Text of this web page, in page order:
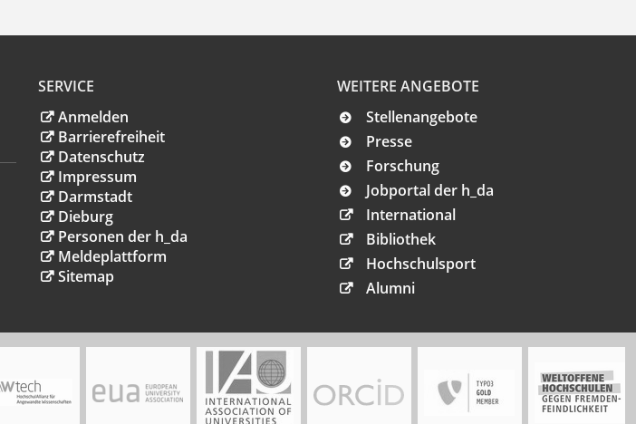
SERVICE
Anmelden
Barrierefreiheit
Datenschutz
Impressum
Darmstadt
Dieburg
Personen der h_da
Meldeplattform
Sitemap
WEITERE ANGEBOTE
Stellenangebote
Presse
Forschung
Jobportal der h_da
International
Bibliothek
Hochschulsport
Alumni